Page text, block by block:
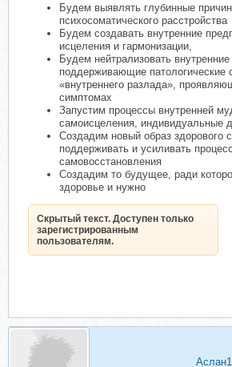
Будем выявлять глубинные
психосоматического расстройства
Будем создавать внутренние
исцеления и гармонизации,
Будем нейтрализовать
поддерживающие патологические
«внутреннего разлада»,
симптомах
Запустим процессы внутренней
самоисцеления, индивидуальные
Создадим новый образ здорового
поддерживать и усиливать
самовосстановления
Создадим то будущее, ради
здоровье и нужно
Скрытый текст. Доступен только
зарегистрированным
пользователям.